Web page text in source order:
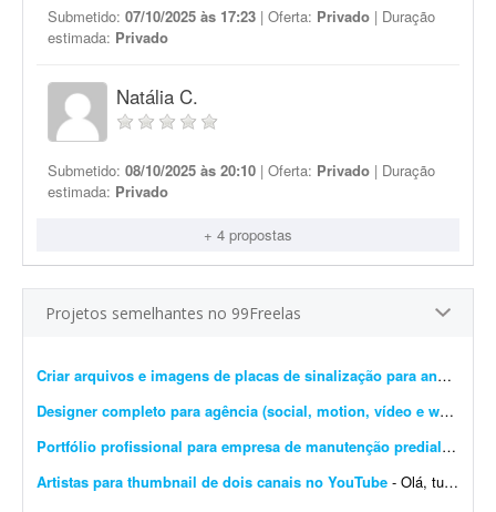
Submetido: 07/10/2025 às 17:23 | Oferta: Privado | Duração
estimada: Privado
Natália C.
Submetido: 08/10/2025 às 20:10 | Oferta: Privado | Duração
estimada: Privado
+ 4 propostas
Projetos semelhantes no 99Freelas
Criar arquivos e imagens de placas de sinalização para anúncios
Designer completo para agência (social, motion, vídeo e web)
Portfólio profissional para empresa de manutenção predial
-
Artistas para thumbnail de dois canais no YouTube - Olá, tudo bem? Adoraria ver o trabalho de algum artista que faça boas thumbnails, por favor mande exemplos, eu adoraria ver!! Gosto muito de thumbnails desenhadas e um dos canais &e...